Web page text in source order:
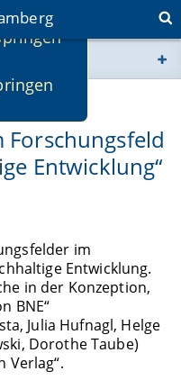
Forschungsfeld
Entwicklung“
im
Entwicklung.
in der Konzeption,
BNE“
Julia Hufnagl, Helge
Dorothe Taube)
Verlag“.